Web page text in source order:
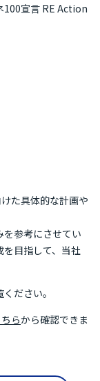
100宣言 RE Action
た具体的な計画や
参考にさせてい
目指して、当社
ださい。
らから確認できま